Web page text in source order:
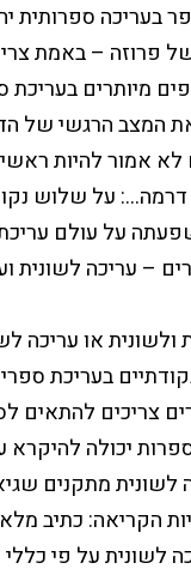
בעריכה ספרותית
פרוזה – באמת
מיותרים בעריכת
המצב הרגשי של
לא אמור להיות
על שלוש
על עולם
– עריכה לשונית
או עריכה
בעריכת
צריכים להתאים
יכולה להיקרא
לשונית מתקנים
הקריאה: כתיב
לשונית על פי